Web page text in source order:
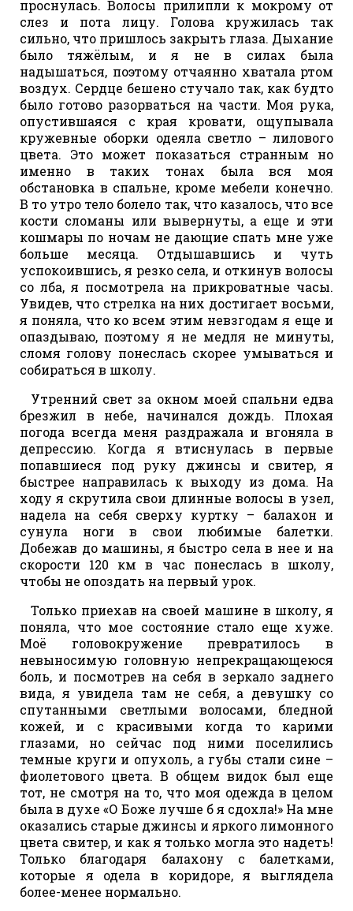
проснулась. Волосы прилипли к мокрому от
слез и пота лицу. Голова кружилась так
сильно, что пришлось закрыть глаза. Дыхание
было тяжёлым, и я не в силах была
надышаться, поэтому отчаянно хватала ртом
воздух. Сердце бешено стучало так, как будто
было готово разорваться на части. Моя рука,
опустившаяся с края кровати, ощупывала
кружевные оборки одеяла светло – лилового
цвета. Это может показаться странным но
именно в таких тонах была вся моя
обстановка в спальне, кроме мебели конечно.
В то утро тело болело так, что казалось, что все
кости сломаны или вывернуты, а еще и эти
кошмары по ночам не дающие спать мне уже
больше месяца. Отдышавшись и чуть
успокоившись, я резко села, и откинув волосы
со лба, я посмотрела на прикроватные часы.
Увидев, что стрелка на них достигает восьми,
я поняла, что ко всем этим невзгодам я еще и
опаздываю, поэтому я не медля не минуты,
сломя голову понеслась скорее умываться и
собираться в школу.
Утренний свет за окном моей спальни едва
брезжил в небе, начинался дождь. Плохая
погода всегда меня раздражала и вгоняла в
депрессию. Когда я втиснулась в первые
попавшиеся под руку джинсы и свитер, я
быстрее направилась к выходу из дома. На
ходу я скрутила свои длинные волосы в узел,
надела на себя сверху куртку – балахон и
сунула ноги в свои любимые балетки.
Добежав до машины, я быстро села в нее и на
скорости 120 км в час понеслась в школу,
чтобы не опоздать на первый урок.
Только приехав на своей машине в школу, я
поняла, что мое состояние стало еще хуже.
Моё головокружение превратилось в
невыносимую головную непрекращающеюся
боль, и посмотрев на себя в зеркало заднего
вида, я увидела там не себя, а девушку со
спутанными светлыми волосами, бледной
кожей, и с красивыми когда то карими
глазами, но сейчас под ними поселились
темные круги и опухоль, а губы стали сине –
фиолетового цвета. В общем видок был еще
тот, не смотря на то, что моя одежда в целом
была в духе «О Боже лучше б я сдохла!» На мне
оказались старые джинсы и яркого лимонного
цвета свитер, и как я только могла это надеть!
Только благодаря балахону с балетками,
которые я одела в коридоре, я выглядела
более-менее нормально.